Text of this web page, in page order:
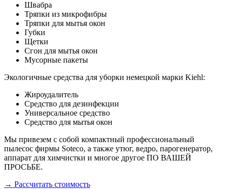
Швабра
Тряпки из микрофибры
Тряпки для мытья окон
Губки
Щетки
Сгон для мытья окон
Мусорные пакеты
Экологичные средства для уборки немецкой марки Kiehl:
Жироудалитель
Средство для дезинфекции
Универсальное средство
Средство для мытья окон
Мы привезем с собой компактный профессиональный
пылесос фирмы Soteco, а также утюг, ведро, парогенератор,
аппарат для химчистки и многое другое ПО ВАШЕЙ
ПРОСЬБЕ.
→ Рассчитать стоимость